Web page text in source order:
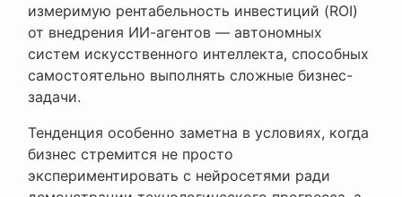
измеримую рентабельность инвестиций (ROI)
от внедрения ИИ-агентов — автономных
систем искусственного интеллекта, способных
самостоятельно выполнять сложные бизнес-
задачи.
Тенденция особенно заметна в условиях, когда
бизнес стремится не просто
экспериментировать с нейросетями ради